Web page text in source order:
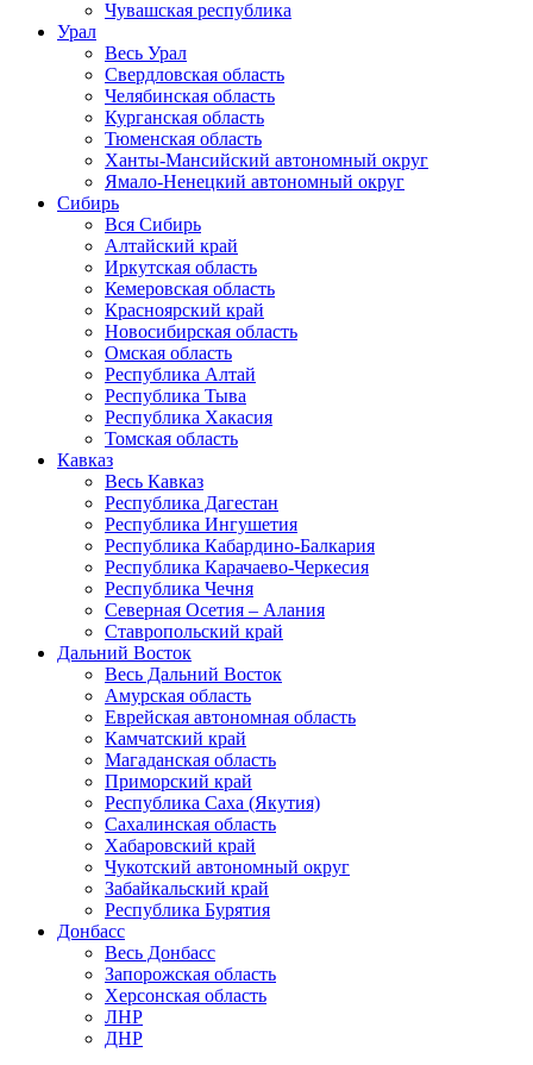
Чувашская республика
Урал
Весь Урал
Свердловская область
Челябинская область
Курганская область
Тюменская область
Ханты-Мансийский автономный округ
Ямало-Ненецкий автономный округ
Сибирь
Вся Сибирь
Алтайский край
Иркутская область
Кемеровская область
Красноярский край
Новосибирская область
Омская область
Республика Алтай
Республика Тыва
Республика Хакасия
Томская область
Кавказ
Весь Кавказ
Республика Дагестан
Республика Ингушетия
Республика Кабардино-Балкария
Республика Карачаево-Черкесия
Республика Чечня
Северная Осетия – Алания
Ставропольский край
Дальний Восток
Весь Дальний Восток
Амурская область
Еврейская автономная область
Камчатский край
Магаданская область
Приморский край
Республика Саха (Якутия)
Сахалинская область
Хабаровский край
Чукотский автономный округ
Забайкальский край
Республика Бурятия
Донбасс
Весь Донбасс
Запорожская область
Херсонская область
ЛНР
ДНР